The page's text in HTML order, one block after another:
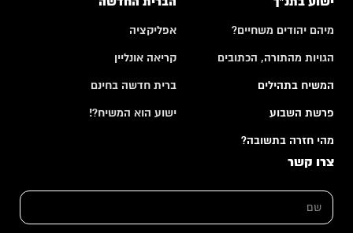
מיהם יהודים משחיים?
הגויות מהתורה, הכתובים
המשיח בתהילים
פרשת השבוע
מהי חזרה בתשובה?
אפליקציה
קריאה אונליין
ברית חדשה בחינם
ישוע הוא המשיח?!
צרו קשר
ם
*
*
ש
*